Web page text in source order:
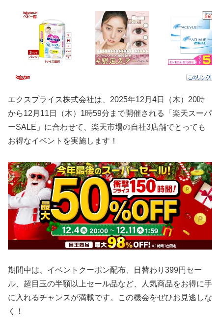
エクスプライス株式会社は、2025年12月4日（木）20時
から12月11日（木）1時59分まで開催される「楽天スーパ
ーSALE」に合わせて、楽天市場の自社3店舗でとっても
お得なイベントを実施します！
期間中は、イベントクーポン配布、日替わり399円セー
ル、超目玉の半額以上セール品など、人気商品をお得に手
に入れるチャンスが満載です。この機会をぜひお見逃しな
く！